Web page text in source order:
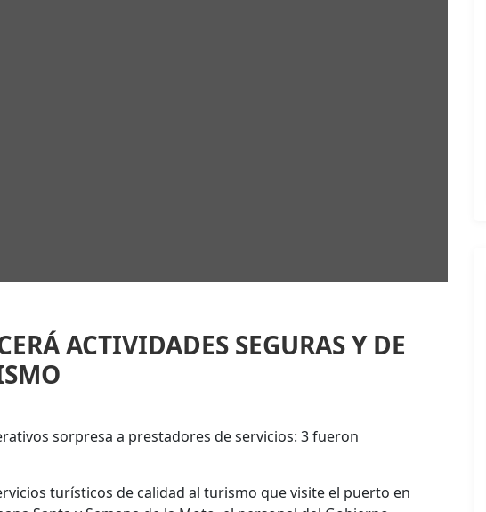
ACTIVIDADES SEGURAS Y DE
sorpresa a prestadores de servicios: 3 fueron
turísticos de calidad al turismo que visite el puerto en